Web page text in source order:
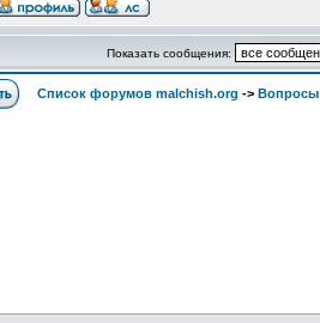
Показать сообщения:
Список форумов malchish.org -> Вопросы